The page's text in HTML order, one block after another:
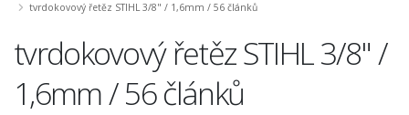
tvrdokovový řetěz STIHL 3/8" / 1,6mm / 56 článků
tvrdokovový řetěz STIHL 3/8" /
1,6mm / 56 článků